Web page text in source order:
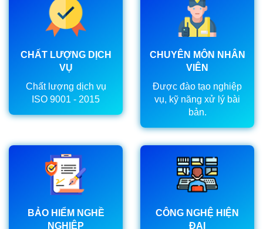
CHẤT LƯỢNG DỊCH
VỤ
Chất lượng dịch vụ
ISO 9001 - 2015
CHUYÊN MÔN NHÂN
VIÊN
Được đào tạo nghiệp
vụ, kỹ năng xử lý bài
bản.
BẢO HIỂM NGHỀ
NGHIỆP
CÔNG NGHỆ HIỆN
ĐẠI